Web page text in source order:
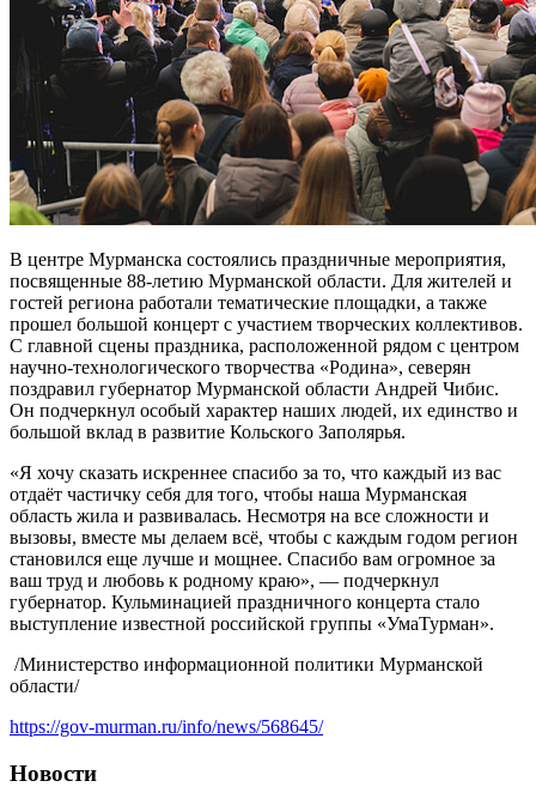
В центре Мурманска состоялись праздничные мероприятия,
посвященные 88-летию Мурманской области. Для жителей и
гостей региона работали тематические площадки, а также
прошел большой концерт с участием творческих коллективов.
С главной сцены праздника, расположенной рядом с центром
научно-технологического творчества «Родина», северян
поздравил губернатор Мурманской области Андрей Чибис.
Он подчеркнул особый характер наших людей, их единство и
большой вклад в развитие Кольского Заполярья.
«Я хочу сказать искреннее спасибо за то, что каждый из вас
отдаёт частичку себя для того, чтобы наша Мурманская
область жила и развивалась. Несмотря на все сложности и
вызовы, вместе мы делаем всё, чтобы с каждым годом регион
становился еще лучше и мощнее. Спасибо вам огромное за
ваш труд и любовь к родному краю», — подчеркнул
губернатор. Кульминацией праздничного концерта стало
выступление известной российской группы «УмаТурман».
/Министерство информационной политики Мурманской
области/
https://gov-murman.ru/info/news/568645/
Новости